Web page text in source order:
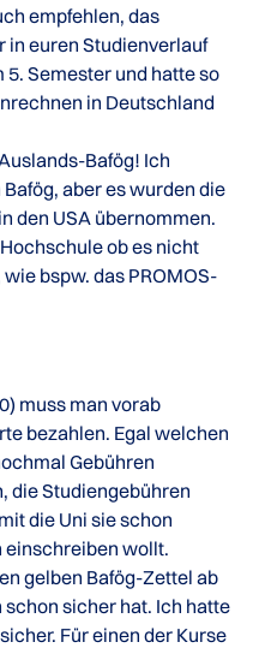
empfehlen, das
in euren Studienverlauf
Semester und hatte so
in Deutschland
Bafög! Ich
aber es wurden die
den USA übernommen.
ob es nicht
bspw. das PROMOS-
muss man vorab
bezahlen. Egal welchen
Gebühren
die Studiengebühren
die Uni sie schon
einschreiben wollt.
gelben Bafög-Zettel ab
sicher hat. Ich hatte
Für einen der Kurse